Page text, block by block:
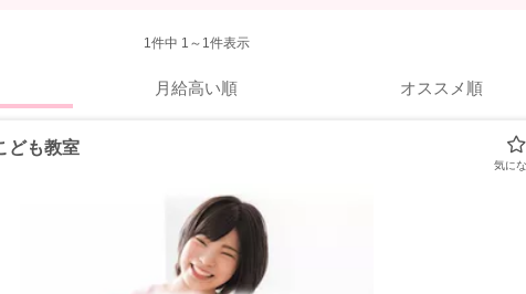
1件中 1～1件表示
月給高い順 オススメ順
ども教室